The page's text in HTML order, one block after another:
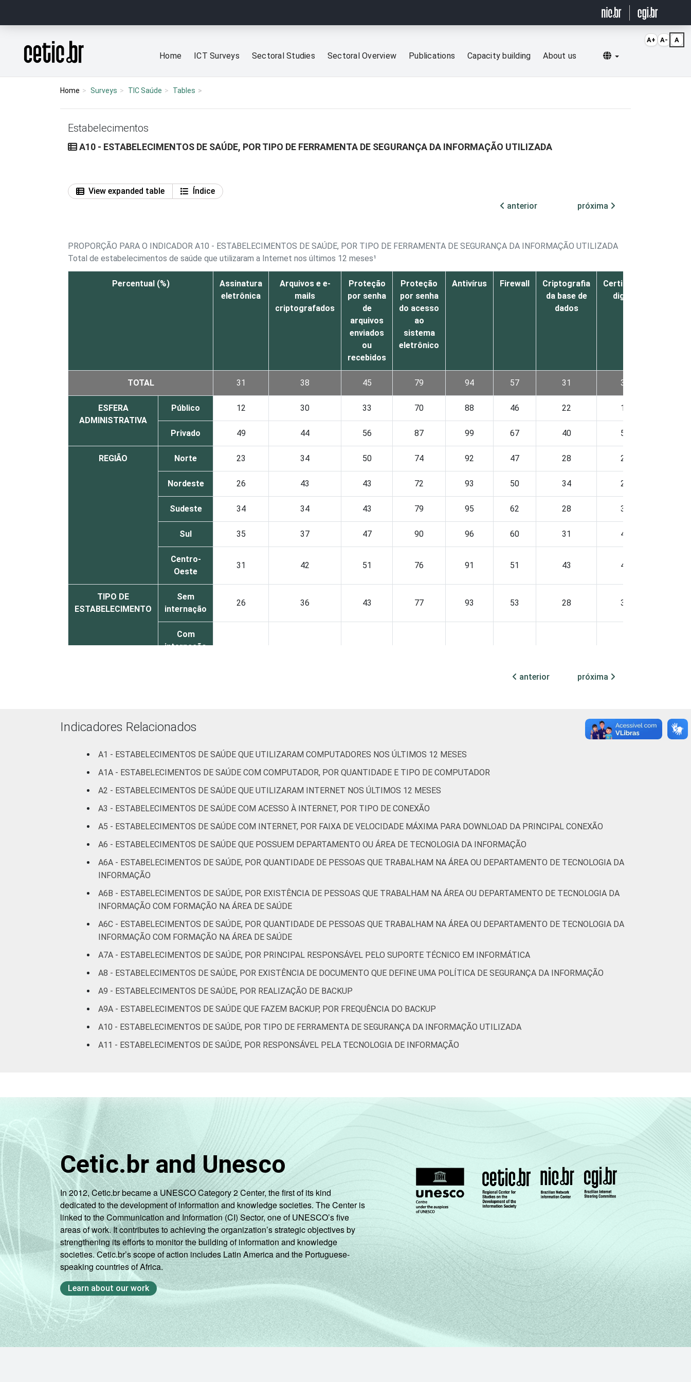
Página inicial
Home ICT Surveys Sectoral Studies Sectoral Overview Publications Capacity building About us Selecionar idioma
Home Surveys TIC Saúde Tables
Estabelecimentos
A10 - ESTABELECIMENTOS DE SAÚDE, POR TIPO DE FERRAMENTA DE SEGURANÇA DA INFORMAÇÃO UTILIZADA
View expanded table
Índice
anterior
próxima
PROPORÇÃO PARA O INDICADOR A10 - ESTABELECIMENTOS DE SAÚDE, POR TIPO DE FERRAMENTA DE SEGURANÇA DA INFORMAÇÃO UTILIZADA
Total de estabelecimentos de saúde que utilizaram a Internet nos últimos 12 meses¹
Percentual (%)
Assinatura
eletrônica
Arquivos e e-
mails
criptografados
Proteção
por senha
de
arquivos
enviados
ou
recebidos
Proteção
por senha
do acesso
ao
sistema
eletrônico
Antivírus Firewall
Criptografia
da base de
dados
Certificado
digital
TOTAL 31 38 45 79 94 57 31 35
ESFERA
ADMINISTRATIVA
Público 12 30 33 70 88 46 22 14
Privado 49 44 56 87 99 67 40 54
REGIÃO Norte 23 34 50 74 92 47 28 28
Nordeste 26 43 43 72 93 50 34 28
Sudeste 34 34 43 79 95 62 28 37
Sul 35 37 47 90 96 60 31 40
Centro-
Oeste
31 42 51 76 91 51 43 45
TIPO DE
ESTABELECIMENTO
Sem
internação
26 36 43 77 93 53 28 30
Com
internação
(mais de
50 leitos)
Serviço de
apoio à
terapia
65 47 60 89 97
LOCALIZAÇÃO Capital 33 49 49 84 97 76 37
Interior 31 34 44 78 93 51
¹Cada item apresentado se refere apenas aos resultados da alternativa "Sim".
Fonte: CGI.br/NIC.br, Centro Regional de Estudos para o Desenvolvimento da Sociedade da Informação (Cetic.br), Pesquisa sobre o uso das
tecnologias de informação e comunicação nos estabelecimentos de saúde brasileiros - TIC Saúde 2017.
anterior próxima
Indicadores Relacionados
A1 - ESTABELECIMENTOS DE SAÚDE QUE UTILIZARAM COMPUTADORES NOS ÚLTIMOS 12 MESES
A1A - ESTABELECIMENTOS DE SAÚDE COM COMPUTADOR, POR QUANTIDADE E TIPO DE COMPUTADOR
A2 - ESTABELECIMENTOS DE SAÚDE QUE UTILIZARAM INTERNET NOS ÚLTIMOS 12 MESES
A3 - ESTABELECIMENTOS DE SAÚDE COM ACESSO À INTERNET, POR TIPO DE CONEXÃO
A5 - ESTABELECIMENTOS DE SAÚDE COM INTERNET, POR FAIXA DE VELOCIDADE MÁXIMA PARA DOWNLOAD DA PRINCIPAL CONEXÃO
A6 - ESTABELECIMENTOS DE SAÚDE QUE POSSUEM DEPARTAMENTO OU ÁREA DE TECNOLOGIA DA INFORMAÇÃO
A6A - ESTABELECIMENTOS DE SAÚDE, POR QUANTIDADE DE PESSOAS QUE TRABALHAM NA ÁREA OU DEPARTAMENTO DE TECNOLOGIA DA
INFORMAÇÃO
A6B - ESTABELECIMENTOS DE SAÚDE, POR EXISTÊNCIA DE PESSOAS QUE TRABALHAM NA ÁREA OU DEPARTAMENTO DE TECNOLOGIA DA
INFORMAÇÃO COM FORMAÇÃO NA ÁREA DE SAÚDE
A6C - ESTABELECIMENTOS DE SAÚDE, POR QUANTIDADE DE PESSOAS QUE TRABALHAM NA ÁREA OU DEPARTAMENTO DE TECNOLOGIA DA
INFORMAÇÃO COM FORMAÇÃO NA ÁREA DE SAÚDE
A7A - ESTABELECIMENTOS DE SAÚDE, POR PRINCIPAL RESPONSÁVEL PELO SUPORTE TÉCNICO EM INFORMÁTICA
A8 - ESTABELECIMENTOS DE SAÚDE, POR EXISTÊNCIA DE DOCUMENTO QUE DEFINE UMA POLÍTICA DE SEGURANÇA DA INFORMAÇÃO
A9 - ESTABELECIMENTOS DE SAÚDE, POR REALIZAÇÃO DE BACKUP
A9A - ESTABELECIMENTOS DE SAÚDE QUE FAZEM BACKUP, POR FREQUÊNCIA DO BACKUP
A10 - ESTABELECIMENTOS DE SAÚDE, POR TIPO DE FERRAMENTA DE SEGURANÇA DA INFORMAÇÃO UTILIZADA
A11 - ESTABELECIMENTOS DE SAÚDE, POR RESPONSÁVEL PELA TECNOLOGIA DE INFORMAÇÃO
Cetic.br and Unesco
In 2012, Cetic.br became a UNESCO Category 2 Center, the first of its kind
dedicated to the development of information and knowledge societies. The Center is
linked to the Communication and Information (CI) Sector, one of UNESCO’s five
areas of work. It contributes to achieving the organization’s strategic objectives by
strengthening its efforts to monitor the building of information and knowledge
societies. Cetic.br’s scope of action includes Latin America and the Portuguese-
speaking countries of Africa.
Learn about our work
A+ A- A